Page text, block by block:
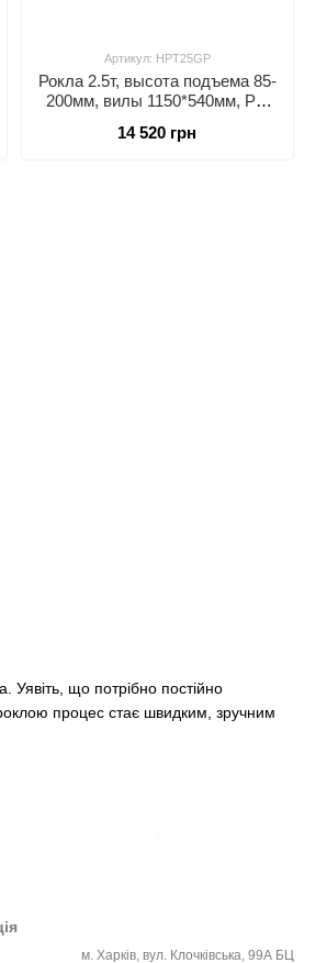
Уявіть, що потрібно постійно
процес стає швидким, зручним
Артикул: HPT25GP
Рокла 2.5т, высота подъема 85-
200мм, вилы 1150*540мм, PU
14 520 грн
м. Харків, вул. Клочківська, 99А БЦ